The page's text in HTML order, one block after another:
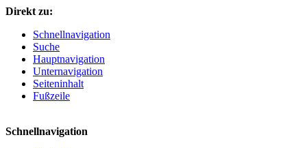
Direkt zu:
Schnellnavigation
Suche
Hauptnavigation
Unternavigation
Seiteninhalt
Fußzeile
Schnellnavigation